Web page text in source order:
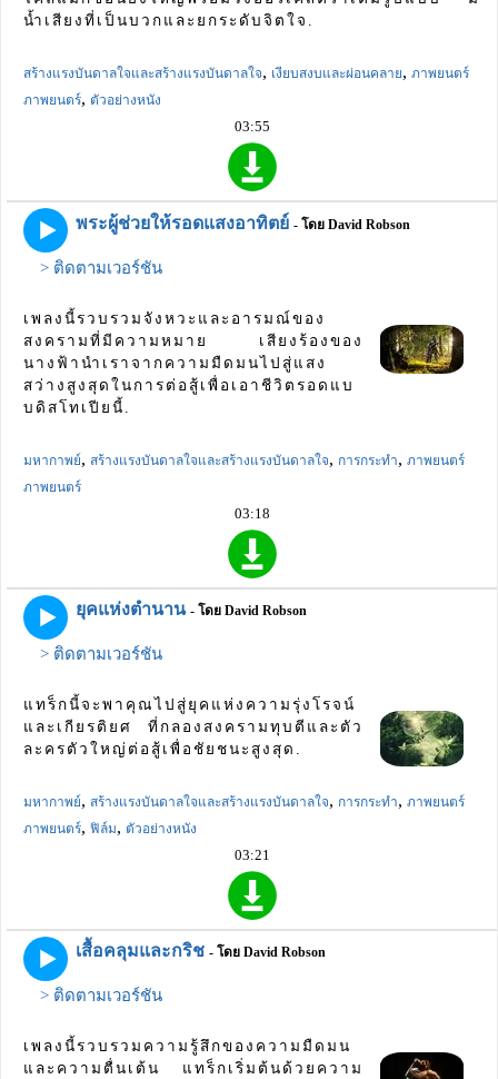
น้ำเสียงที่เป็นบวกและยกระดับจิตใจ.
สร้างแรงบันดาลใจและสร้างแรงบันดาลใจ, เงียบสงบและผ่อนคลาย, ภาพยนตร์
ภาพยนตร์, ตัวอย่างหนัง
03:55
พระผู้ช่วยให้รอดแสงอาทิตย์ - โดย David Robson
> ติดตามเวอร์ชัน
เพลงนี้รวบรวมจังหวะและอารมณ์ของ
สงครามที่มีความหมาย เสียงร้องของ
นางฟ้านำเราจากความมืดมนไปสู่แสง
สว่างสูงสุดในการต่อสู้เพื่อเอาชีวิตรอดแบ
บดิสโทเปียนี้.
มหากาพย์, สร้างแรงบันดาลใจและสร้างแรงบันดาลใจ, การกระทำ, ภาพยนตร์
ภาพยนตร์
03:18
ยุคแห่งตำนาน - โดย David Robson
> ติดตามเวอร์ชัน
แทร็กนี้จะพาคุณไปสู่ยุคแห่งความรุ่งโรจน์
และเกียรติยศ ที่กลองสงครามทุบตีและตัว
ละครตัวใหญ่ต่อสู้เพื่อชัยชนะสูงสุด.
มหากาพย์, สร้างแรงบันดาลใจและสร้างแรงบันดาลใจ, การกระทำ, ภาพยนตร์
ภาพยนตร์, ฟิล์ม, ตัวอย่างหนัง
03:21
เสื้อคลุมและกริช - โดย David Robson
> ติดตามเวอร์ชัน
เพลงนี้รวบรวมความรู้สึกของความมืดมน
และความตื่นเต้น แทร็กเริ่มต้นด้วยความ